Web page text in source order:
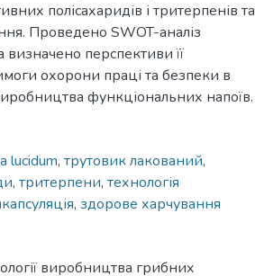
полісахаридів і тритерпенів та
Проведено SWOT-аналіз
визначено перспективи її
охорони праці та безпеки в
функціональних напоїв.
lucidum, трутовик лакований,
, тритерпени, технологія
, здорове харчування
виробництва грибних